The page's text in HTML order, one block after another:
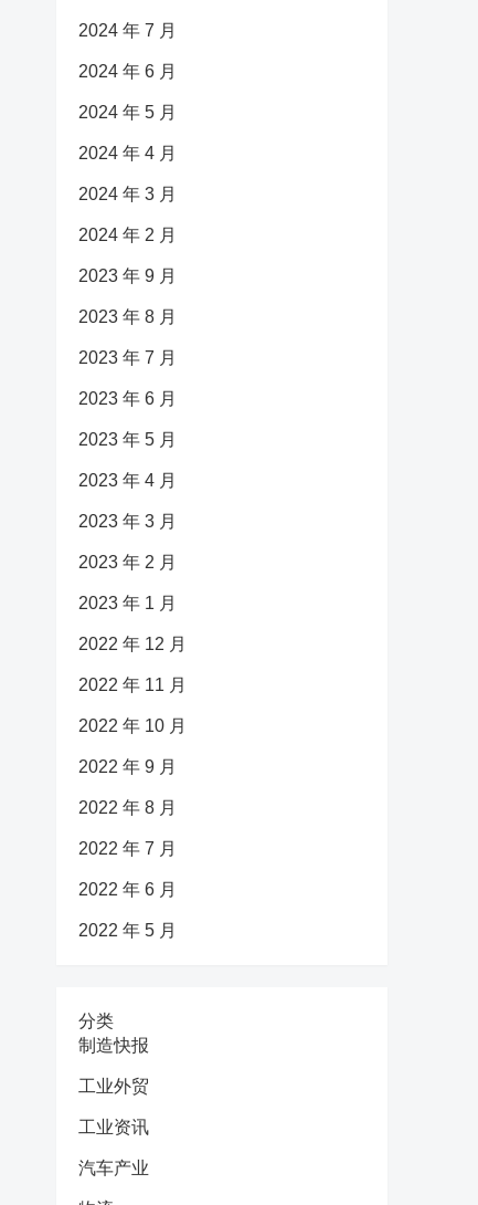
2024 年 7 月
2024 年 6 月
2024 年 5 月
2024 年 4 月
2024 年 3 月
2024 年 2 月
2023 年 9 月
2023 年 8 月
2023 年 7 月
2023 年 6 月
2023 年 5 月
2023 年 4 月
2023 年 3 月
2023 年 2 月
2023 年 1 月
2022 年 12 月
2022 年 11 月
2022 年 10 月
2022 年 9 月
2022 年 8 月
2022 年 7 月
2022 年 6 月
2022 年 5 月
分类
制造快报
工业外贸
工业资讯
汽车产业